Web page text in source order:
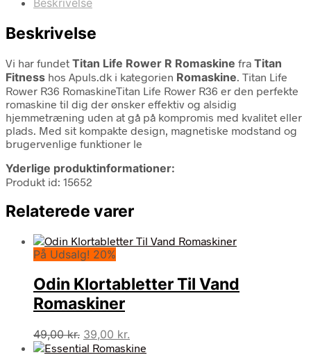
Beskrivelse
Beskrivelse
Vi har fundet Titan Life Rower R Romaskine fra Titan
Fitness hos Apuls.dk i kategorien Romaskine. Titan Life
Rower R36 RomaskineTitan Life Rower R36 er den perfekte
romaskine til dig der ønsker effektiv og alsidig
hjemmetræning uden at gå på kompromis med kvalitet eller
plads. Med sit kompakte design, magnetiske modstand og
brugervenlige funktioner le
Yderlige produktinformationer:
Produkt id: 15652
Relaterede varer
På Udsalg! 20%
Odin Klortabletter Til Vand
Romaskiner
49,00kr. Den
oprindelige
39,00 kr.
aktuelle